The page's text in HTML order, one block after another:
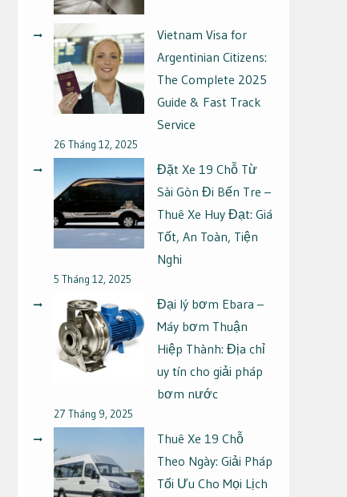
Vietnam Visa for
Argentinian Citizens:
The Complete 2025
Guide & Fast Track
Service
26 Tháng 12, 2025
Đặt Xe 19 Chỗ Từ
Sài Gòn Đi Bến Tre –
Thuê Xe Huy Đạt: Giá
Tốt, An Toàn, Tiện
Nghi
5 Tháng 12, 2025
Đại lý bơm Ebara –
Máy bơm Thuận
Hiệp Thành: Địa chỉ
uy tín cho giải pháp
bơm nước
27 Tháng 9, 2025
Thuê Xe 19 Chỗ
Theo Ngày: Giải Pháp
Tối Ưu Cho Mọi Lịch